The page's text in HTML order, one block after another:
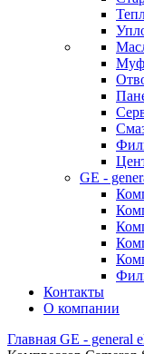
GE -
Контакты
О компании
Главная GE - general